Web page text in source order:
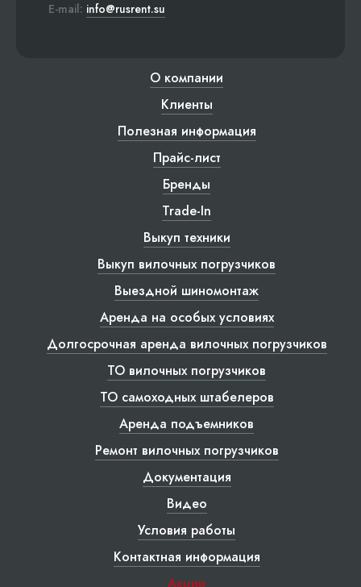
E-mail: info@rusrent.su
О компании
Клиенты
Полезная информация
Прайс-лист
Бренды
Trade-In
Выкуп техники
Выкуп вилочных погрузчиков
Выездной шиномонтаж
Аренда на особых условиях
Долгосрочная аренда вилочных погрузчиков
ТО вилочных погрузчиков
ТО самоходных штабелеров
Аренда подъемников
Ремонт вилочных погрузчиков
Документация
Видео
Условия работы
Контактная информация